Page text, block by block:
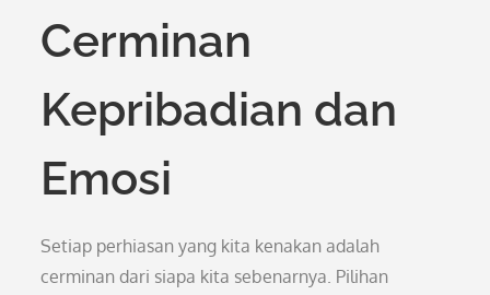
Cerminan
Kepribadian dan
Emosi
Setiap perhiasan yang kita kenakan adalah
cerminan dari siapa kita sebenarnya. Pilihan